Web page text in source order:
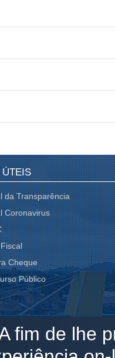
ÚTEIS
da Transparência
Coronavirus
Cheque
Público
fim de lhe